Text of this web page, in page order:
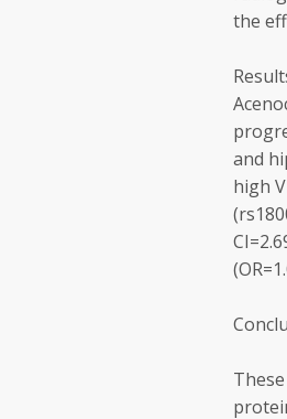
the
and
high